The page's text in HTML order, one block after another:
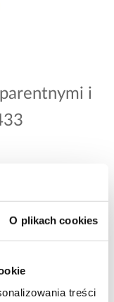
O plikach cookies
treści
i